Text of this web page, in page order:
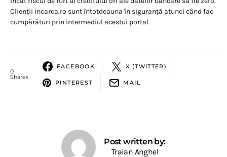
Clienții incarca.ro sunt întotdeauna în siguranță atunci când fac
cumpărături prin intermediul acestui portal.
0
Shares
FACEBOOK X (TWITTER)
PINTEREST MAIL
Post written by:
Traian Anghel